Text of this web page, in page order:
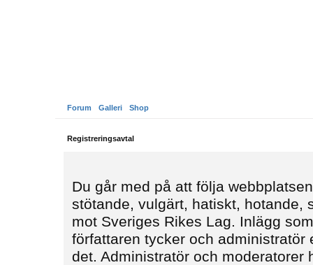
Forum Galleri Shop
Registreringsavtal
Du går med på att följa
stötande, vulgärt, hatiskt, hotande,
mot Sveriges Rikes Lag. Inlägg
författaren tycker och
det. Administratör och moderatorer